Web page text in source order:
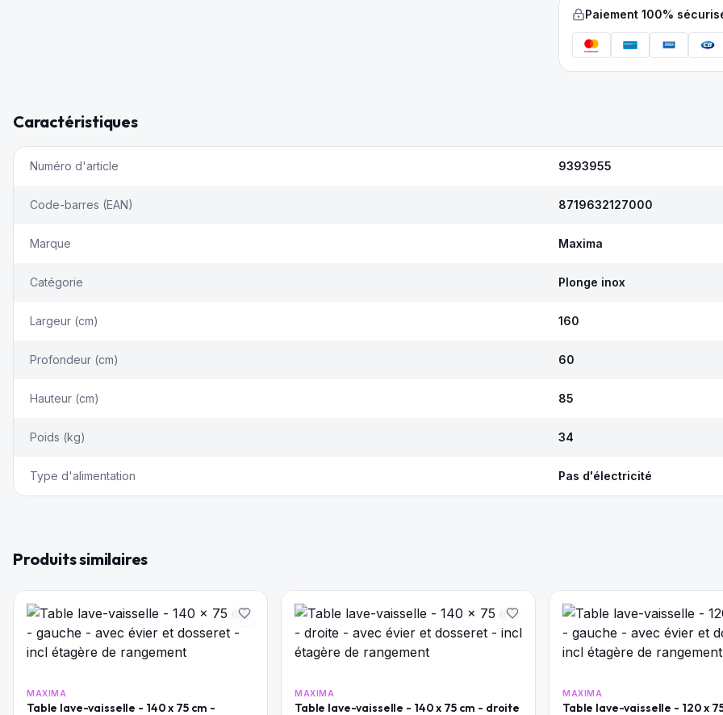
Paiement 100%
Caractéristiques
Numéro d'article 9393955
Code-barres (EAN) 8719632127000
Marque Maxima
Catégorie Plonge inox
Largeur (cm) 160
Profondeur (cm) 60
Hauteur (cm) 85
Poids (kg) 34
Type d'alimentation Pas d'électricité
Produits similaires
MAXIMA
Table lave-vaisselle - 140 x 75 cm -
MAXIMA
Table lave-vaisselle - 140 x 75 cm - droite
MAXIMA
Table lave-vaisselle - 120 x